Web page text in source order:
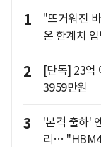
1
"뜨거워진
온 한계치
2
[단독] 23억
3959만원
3
'본격 출하'
리… "HBM4